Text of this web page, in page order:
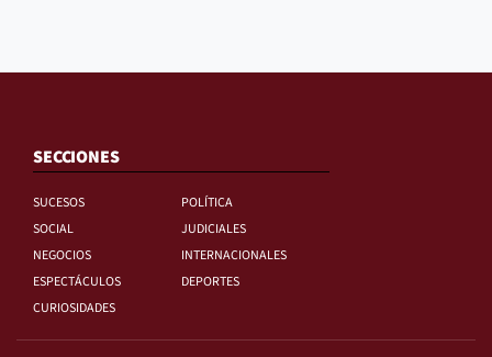
SECCIONES
SUCESOS
POLÍTICA
SOCIAL
JUDICIALES
NEGOCIOS
INTERNACIONALES
ESPECTÁCULOS
DEPORTES
CURIOSIDADES